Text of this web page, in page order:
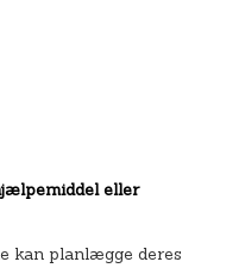
eller
kan planlægge deres